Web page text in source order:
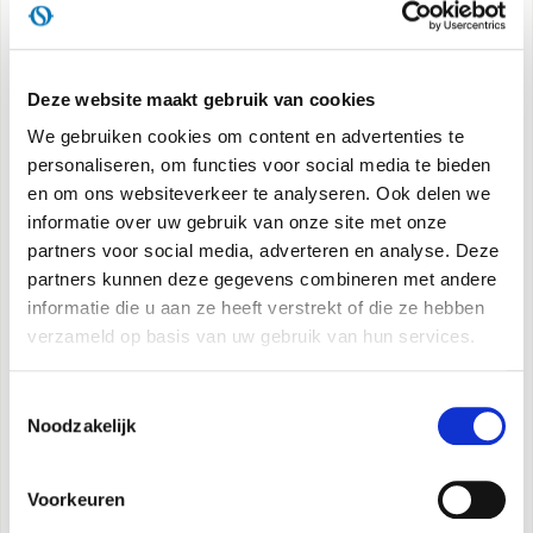
Deze website maakt gebruik van cookies
We gebruiken cookies om content en advertenties te
personaliseren, om functies voor social media te bieden
en om ons websiteverkeer te analyseren. Ook delen we
informatie over uw gebruik van onze site met onze
partners voor social media, adverteren en analyse. Deze
partners kunnen deze gegevens combineren met andere
informatie die u aan ze heeft verstrekt of die ze hebben
verzameld op basis van uw gebruik van hun services.
Noodzakelijk
Voorkeuren
Koelcapaciteit:12.000 BTU/uur***
Nominale koelcapaciteit:2,85 kW ****
Energieklasse:
Geluidsvermogen:dB (A) 63
Nominale energie-efficiëntie-index:EER 2,61****
Koudemiddel:R410A *****
Zonder tank:automatische condensafvoer
Multifunctionele afstandsbediening
Lcd-display
Wielen